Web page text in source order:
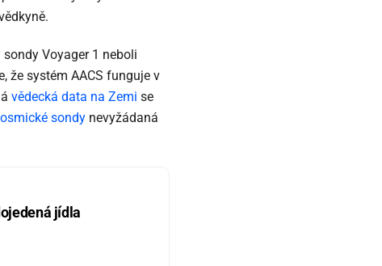
Voyager 1 neboli
že systém AACS funguje v
vědecká data na Zemi se
sondy nevyžádaná
jídla